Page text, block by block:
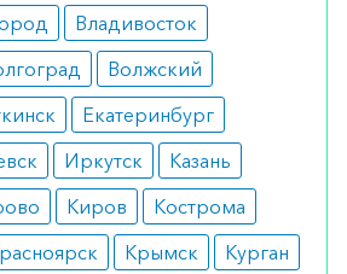
препарат показан при
Иценко-Кушинга.
большинству пациентов. В
является
препарата,
а также возраст до трех лет.
Владивосток
Волжский
Екатеринбург
Иркутск
Казань
Киров
Кострома
Крымск
Курган